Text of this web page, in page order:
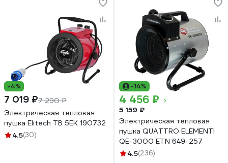
-4%
7 019 ₽7 290 ₽
Электрическая тепловая
пушка Elitech ТВ 5ЕК 190732
4.5(30)
-14%
4 456 ₽
5 159 ₽
Электрическая тепловая
пушка QUATTRO ELEMENTI
QE-3000 ETN 649-257
4.5(236)